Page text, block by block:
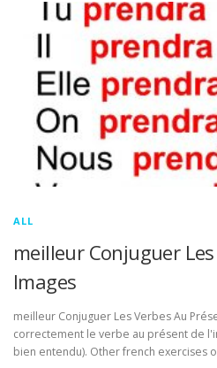
ALL
meilleur Conjuguer
Images
meilleur Conjuguer Les Verbes Au
correctement le verbe au présent de
bien entendu). Other french exercises